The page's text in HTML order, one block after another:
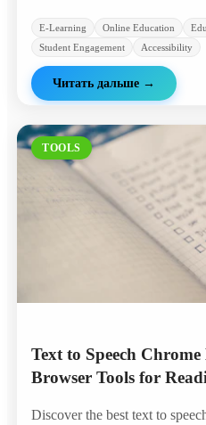
E-Learning Online Education
Student Engagement
Accessibility
Читать дальше →
TOOLS
Text to Speech
Browser Tools for
Discover the best text to